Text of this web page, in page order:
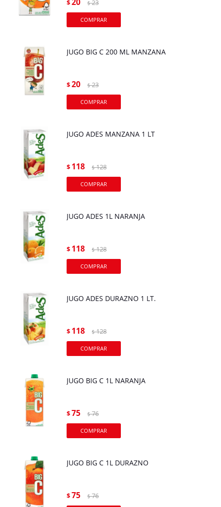
$ $ 23
JUGO BIG C 200 ML MANZANA
$20 $ 23
JUGO ADES MANZANA 1 LT
$ 118 $ 128
JUGO ADES 1L NARANJA
$ 118 $ 128
JUGO ADES DURAZNO 1 LT.
$ 118 $ 128
JUGO BIG C 1L NARANJA
$75 $ 76
JUGO BIG C 1L DURAZNO
$75 $ 76